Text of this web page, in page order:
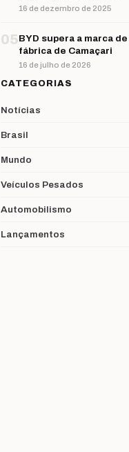
16 de dezembro de 2025
05BYD supera a marca
fábrica de Camaçari
16 de julho de 2026
CATEGORIAS
Notícias
Brasil
Mundo
Veículos Pesados
Automobilismo
Lançamentos